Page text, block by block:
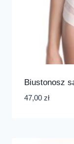
Biustonosz
47,00 zł